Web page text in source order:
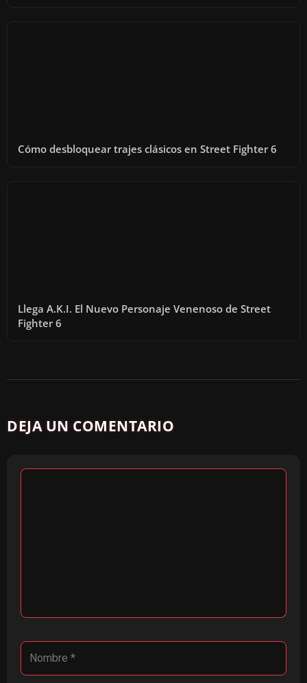
Cómo desbloquear trajes clásicos en Street Fighter 6
Llega A.K.I. El Nuevo Personaje Venenoso de Street
Fighter 6
DEJA UN COMENTARIO